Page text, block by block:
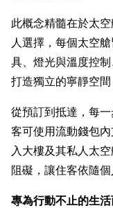
此概念精髓在於太
人選擇，每個太空
具、燈光與溫度控
打造獨立的寧靜空間
從預訂到抵達，每
客可使用流動錢包
入大樓及其私人太
阻礙，讓住客依隨個
專為行動不止的生